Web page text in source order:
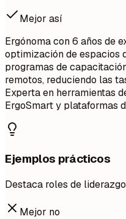
Mejor así
Ergónoma con 6 años de
optimización de espacios
programas de
remotos, reduciendo las
Experta en herramientas
ErgoSmart y plataformas
Ejemplos prácticos
Destaca roles de
Mejor no